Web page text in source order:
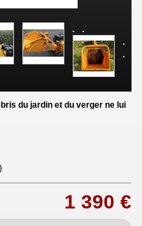
du jardin et du verger ne lui
1 390 €